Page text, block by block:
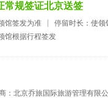
常规签证北京送签
馆签发为准
停留时长：使领
馆根据行程签发
：北京乔旅国际旅游管理有限